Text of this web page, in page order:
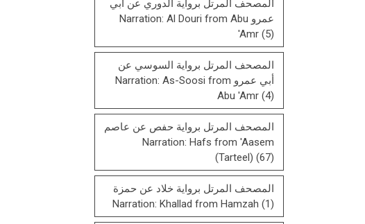
المصحف المرتل برواية الدوري عن أبي
عمرو Narration: Al Douri from Abu
'Amr(5)
المصحف المرتل برواية السوسي عن
أبي عمرو Narration: As-Soosi from
Abu 'Amr(4)
المصحف المرتل برواية حفص عن عاصم
Narration: Hafs from 'Aasem
(Tarteel) (67)
المصحف المرتل برواية خلاد عن حمزة
Narration: Khallad from Hamzah (1)